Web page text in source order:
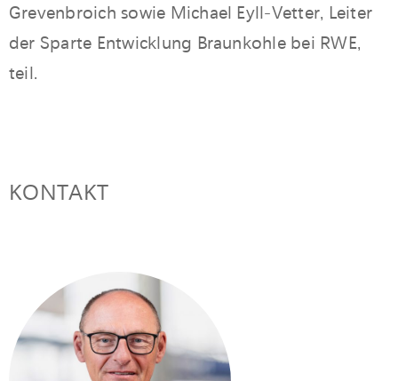
Grevenbroich sowie Michael Eyll-Vetter, Leiter
der Sparte Entwicklung Braunkohle bei RWE,
teil.
KONTAKT